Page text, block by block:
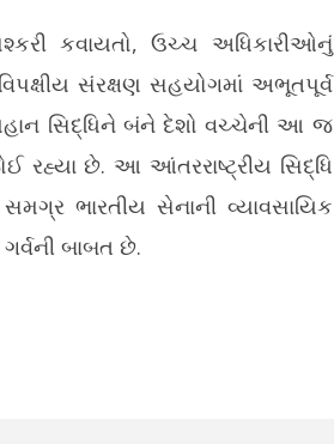
કવાયતો, ઉચ્ચ અધિકારીઓનું
સંરક્ષણ સહયોગમાં અભૂતપૂર્વ
સિદ્ધિને બંને દેશો વચ્ચેની આ જ
રહ્યા છે. આ આંતરરાષ્ટ્રીય સિદ્ધિ
ભારતીય સેનાની વ્યાવસાયિક
બાબત છે.